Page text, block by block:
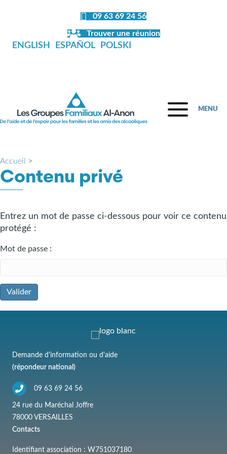
09 63 69 24 56
Trouver une réunion
ENGLISH ESPAÑOL POLSKI
MENU
Accueil >
Contenu privé
Entrez un mot de passe ci-dessous pour voir ce contenu
protégé :
Mot de passe :
Demande d'information ou d'aide
(répondeur national)
09 63 69 24 56
24 rue du Maréchal Joffre
78000 VERSAILLES
Contacts
Identifiant association : W751037180